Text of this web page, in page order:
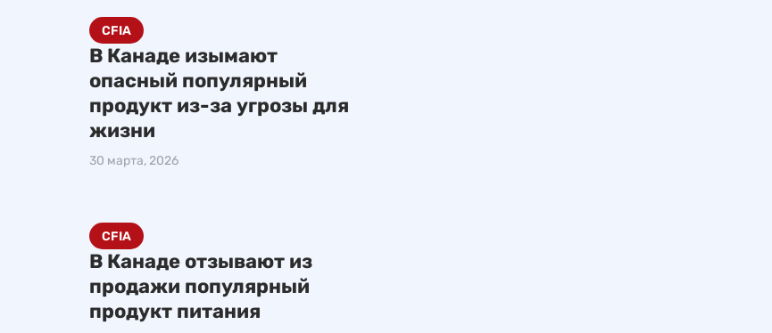
В Канаде изымают
опасный популярный
продукт из-за угрозы для
жизни
30 марта, 2026
CFIA
В Канаде отзывают из
продажи популярный
продукт питания
CFIA